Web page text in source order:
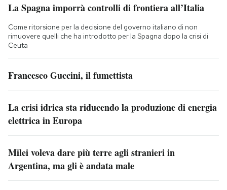
La Spagna imporrà controlli di frontiera all’Italia
Come ritorsione per la decisione del governo italiano di non
rimuovere quelli che ha introdotto per la Spagna dopo la crisi di
Ceuta
Francesco Guccini, il fumettista
La crisi idrica sta riducendo la produzione di energia
elettrica in Europa
Milei voleva dare più terre agli stranieri in
Argentina, ma gli è andata male